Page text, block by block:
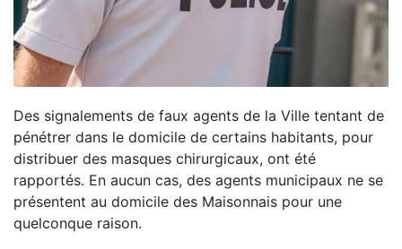
Des signalements de faux agents de la Ville tentant de
pénétrer dans le domicile de certains habitants, pour
distribuer des masques chirurgicaux, ont été
rapportés. En aucun cas, des agents municipaux ne se
présentent au domicile des Maisonnais pour une
quelconque raison.